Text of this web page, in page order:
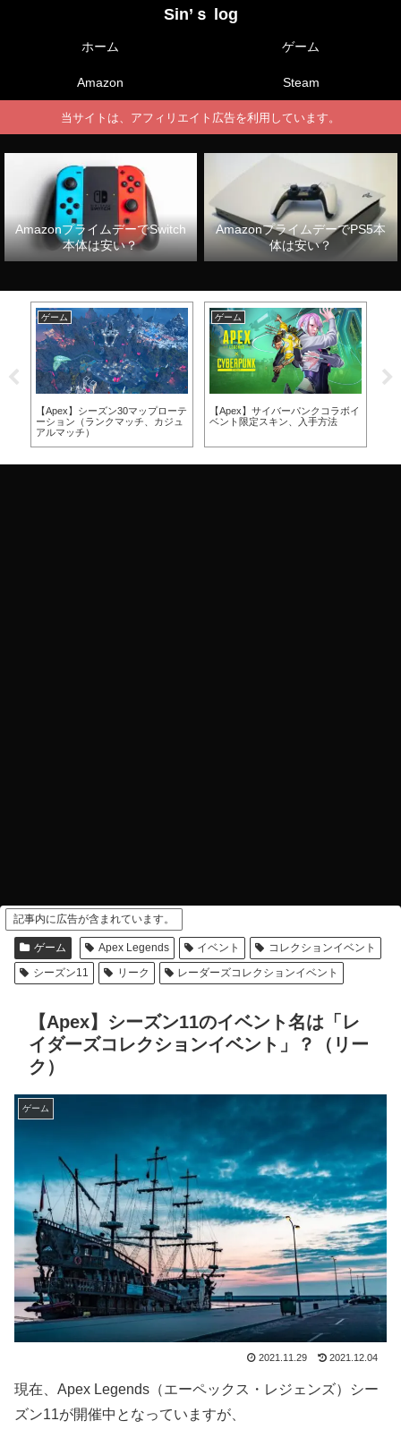
Sin’ｓ log
ホーム ゲーム
Amazon Steam
当サイトは、アフィリエイト広告を利用しています。
AmazonプライムデーでSwitch
本体は安い？
AmazonプライムデーでPS5本
体は安い？
ゲーム
【Apex】シーズン30マップローテ
ーション（ランクマッチ、カジュ
アルマッチ）
ゲーム
【Apex】サイバーパンクコラボイ
ベント限定スキン、入手方法
記事内に広告が含まれています。
ゲーム Apex Legends イベント
コレクションイベント
シーズン11
リーク レーダーズコレクションイベント
【Apex】シーズン11のイベント名は「レ
イダーズコレクションイベント」？（リー
ク）
ゲーム
2021.11.29 2021.12.04
現在、Apex Legends（エーペックス・レジェンズ）シー
ズン11が開催中となっていますが、